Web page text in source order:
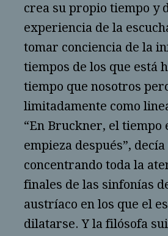
crea su propio tiempo y
experiencia de la
tomar conciencia de la
tiempos de los que está
tiempo que nosotros
limitadamente como
“En Bruckner, el tiempo
empieza después”, decía
concentrando toda la
finales de las sinfonías
austríaco en los que el
dilatarse. Y la filósofa